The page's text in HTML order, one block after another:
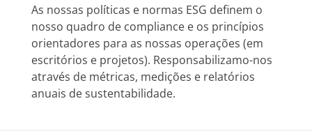
As nossas políticas e normas ESG definem o
nosso quadro de compliance e os princípios
orientadores para as nossas operações (em
escritórios e projetos). Responsabilizamo-nos
através de métricas, medições e relatórios
anuais de sustentabilidade.